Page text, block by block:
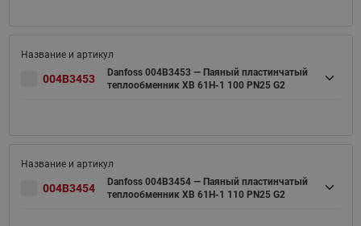
004B3453
Danfoss 004B3453 — Паяный пластинчатый
теплообменник XB 61H-1 100 PN25 G2
004B3454
Danfoss 004B3454 — Паяный пластинчатый
теплообменник XB 61H-1 110 PN25 G2